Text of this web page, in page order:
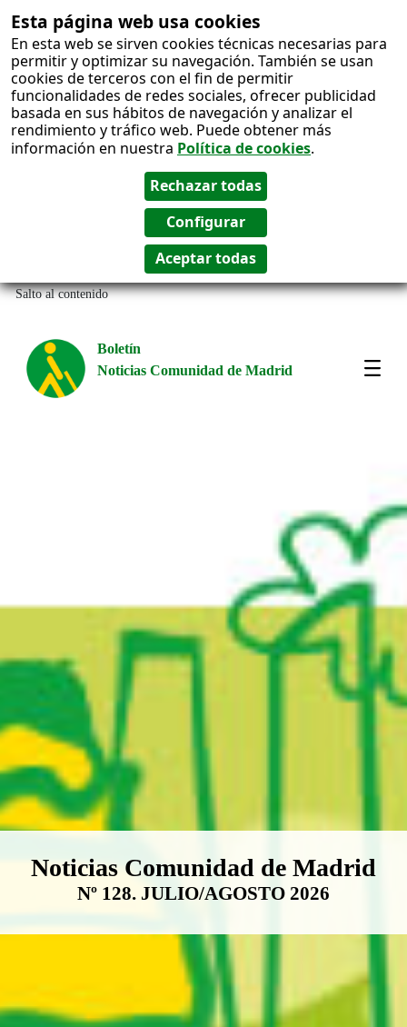
Esta página web usa cookies
En esta web se sirven cookies técnicas necesarias para
permitir y optimizar su navegación. También se usan
cookies de terceros con el fin de permitir
funcionalidades de redes sociales, ofrecer publicidad
basada en sus hábitos de navegación y analizar el
rendimiento y tráfico web. Puede obtener más
información en nuestra Política de cookies.
Salto al contenido
Boletín
Noticias Comunidad de Madrid
Boletín Noticias Comunidad de
Noticias Comunidad de Madrid
Nº 128. JULIO/AGOSTO 2026